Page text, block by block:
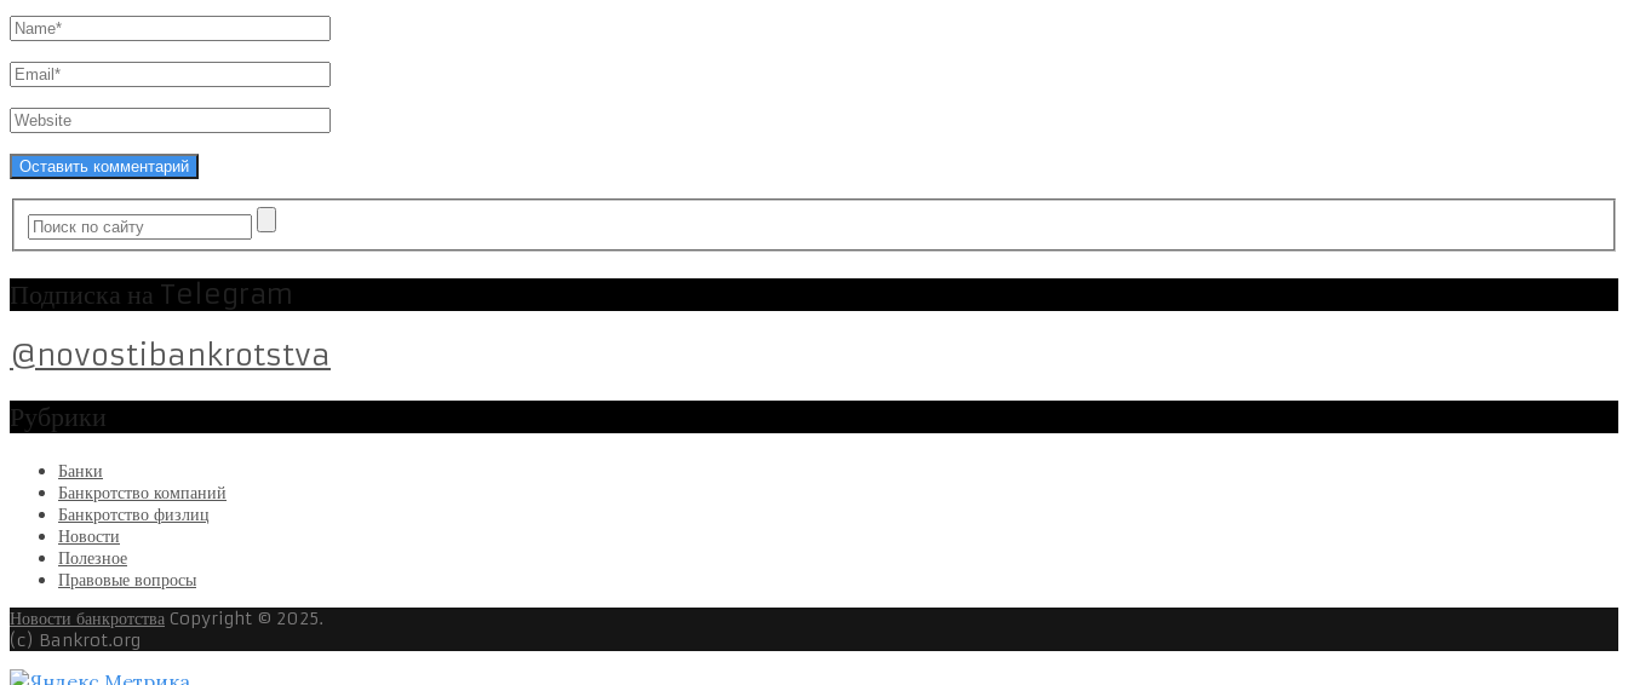
Подписка на Telegram
@novostibankrotstva
Рубрики
Банки
Банкротство компаний
Банкротство физлиц
Новости
Полезное
Правовые вопросы
Новости банкротства Copyright © 2025.
(c) Bankrot.org